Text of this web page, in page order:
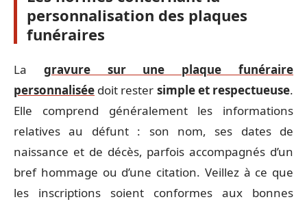
personnalisation des plaques
funéraires
La gravure sur une plaque funéraire
personnalisée doit rester simple et respectueuse.
Elle comprend généralement les informations
relatives au défunt : son nom, ses dates de
naissance et de décès, parfois accompagnés d’un
bref hommage ou d’une citation. Veillez à ce que
les inscriptions soient conformes aux bonnes